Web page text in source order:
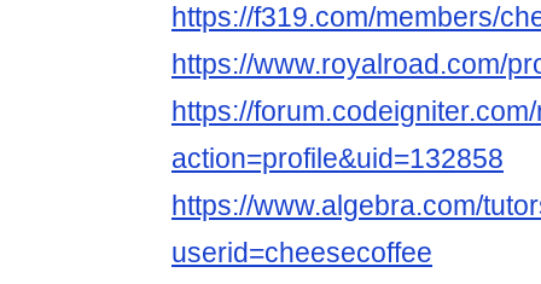
https://f319.com/members/
https://www.royalroad.com/
https://
action=profile&uid=132858
https://www.algebra.com/
userid=cheesecoffee